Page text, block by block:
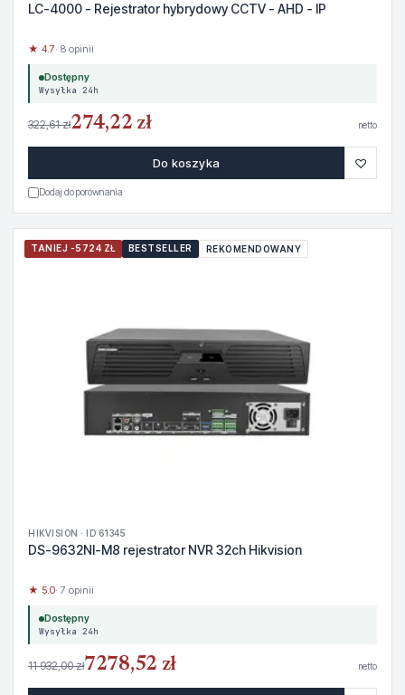
LC-4000 - Rejestrator hybrydowy CCTV - AHD - IP
★ 4.7· 8 opinii
Dostępny
Wysyłka 24h
322,61 zł274,22 zł netto
Do koszyka ♡
Dodaj do porównania
TANIEJ -5724 ZŁ BESTSELLER REKOMENDOWANY
HIKVISION · ID 61345
DS-9632NI-M8 rejestrator NVR 32ch Hikvision
★ 5.0· 7 opinii
Dostępny
Wysyłka 24h
11 932,00 zł7278,52 zł netto